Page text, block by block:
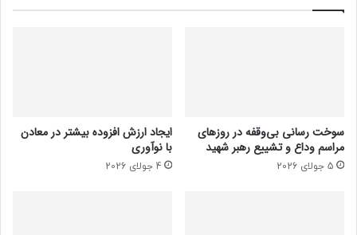
سوخت رسانی بی‌وقفه در روز‌های
مراسم وداع و تشییع رهبر شهید
5 جولای 2026
ایجاد ارزش افزوده بیشتر در معادن
با نوآوری
4 جولای 2026